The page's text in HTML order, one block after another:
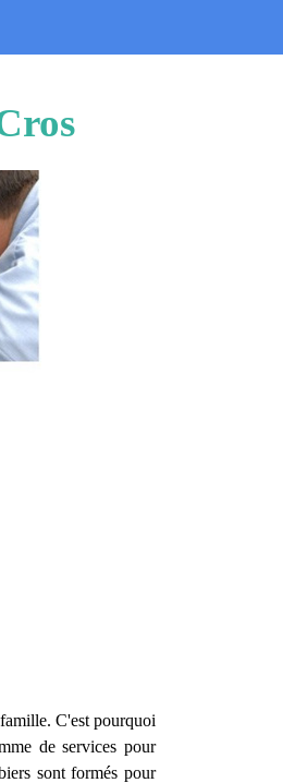
C'est pourquoi
de services pour
sont formés pour